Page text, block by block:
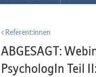
Referent:innen
ABGESAGT:
PsychologIn Teil